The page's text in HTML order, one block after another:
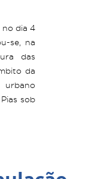
no dia 4
se, na
das
da
urbano
sob